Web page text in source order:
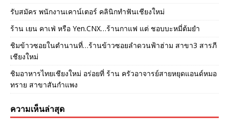
รับสมัคร พนักงานเคาน์เตอร์ คลินิกทำฟันเชียงใหม่
ร้าน เยน คาเฟ่ หรือ Yen.CNX…ร้านกาแฟ แต่ ชอบบะหมี่ต้มยำ
ชิมข้าวซอยในตำนานที่…ร้านข้าวซอยลำดวนฟ้าฮ่าม สาขา3 สารภี
เชียงใหม่
ชิมอาหารไทยเชียงใหม่ อร่อยที่ ร้าน ครัวอาจารย์สายหยุดแอนด์หมอ
ทราย สาขาสันกำแพง
ความเห็นล่าสุด